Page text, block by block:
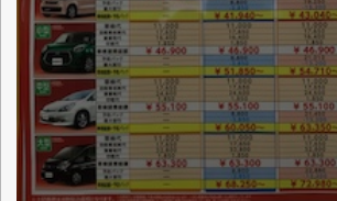
☆車検はもちろん、一般整備、板金、自
動車保険、12ヶ月点検などお車の事なら
何でもお任せ下さい。
☆スズキ栃木南と併設しております。
☆スタッフ一同、心よりお待ちしていま
す。
※定休日：毎週水曜日と第2日曜日となっ
ております。